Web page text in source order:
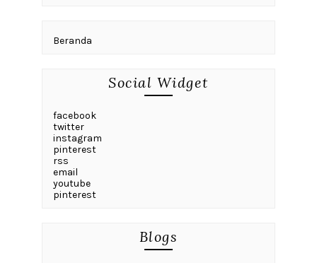
Beranda
Social Widget
facebook
twitter
instagram
pinterest
rss
email
youtube
pinterest
Blogs